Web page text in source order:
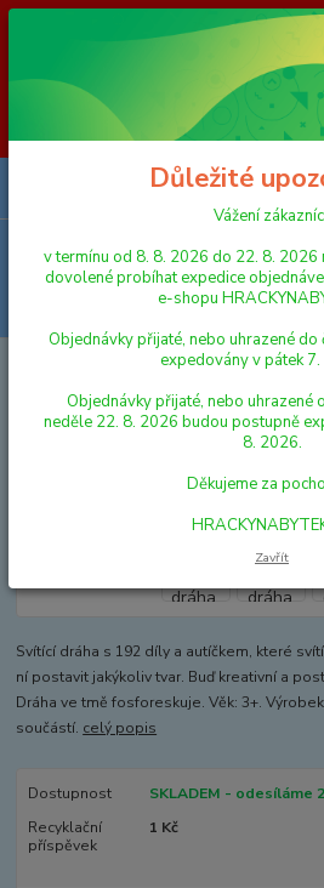
Vážení zákazníci, v termínu od 8. 8.
důvodu čerpání dovolené probíhat
provoz e-shopu
uhrazené do čtvrtka 6. 8. 2026 budou
Objednávky přijaté, nebo uhrazené od
2026 budou postupně expedovány od
pochopení
AUTA, LODĚ, LETADLA GARÁŽE A
Mac Toys Svítící
Svítící dráha s 192 díly a autíčkem, které
ní postavit jakýkoliv tvar. Buď kreativní a
Dráha ve tmě fosforeskuje. Věk: 3+.
součástí. celý popis
Dostupnost
SKLADEM - odesíláme
Recyklační
příspěvek
1 Kč
Důležité
Vážení
v termínu od 8. 8. 2026 do 22. 8. 2026
dovolené probíhat expedice
e-shopu
Objednávky přijaté, nebo uhrazené
expedovány v pátek
Objednávky přijaté, nebo uhrazené
neděle 22. 8. 2026 budou postupně
8. 2026.
Děkujeme za
Zavřít